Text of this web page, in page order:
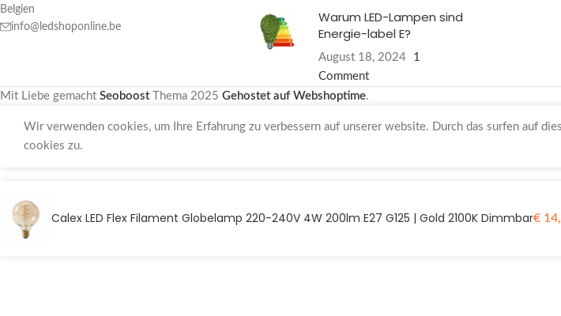
Belgien
info@ledshoponline.be
Warum LED-Lampen sind
Energie-label E?
August 18, 2024
1
Comment
Mit Liebe gemacht SeoboostThema 2025 Gehostet auf Webshoptime.
Wir verwenden cookies, um Ihre Erfahrung zu verbessern auf unserer website. Durch das surfen auf
cookies zu.
Calex LED Flex Filament Globelamp 220-240V 4W 200lm E27 G125 | Gold 2100K Dimmbar€